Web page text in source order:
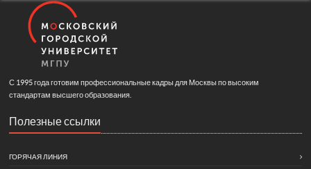
С 1995 года готовим профессиональные кадры для Москвы по высоким
стандартам высшего образования.
Полезные ссылки
ГОРЯЧАЯ ЛИНИЯ